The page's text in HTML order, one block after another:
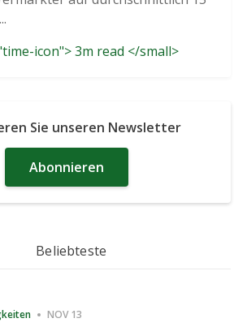
icon"> 3m read </small>
Sie unseren Newsletter
Abonnieren
Beliebteste
NOV 13